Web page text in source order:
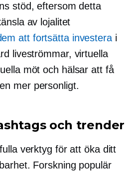
stöd, eftersom detta
av lojalitet
att fortsätta investerai
liveströmmar, virtuella
möt och hälsar att få
mer personligt.
och trender
verktyg för att öka ditt
Forskning populär